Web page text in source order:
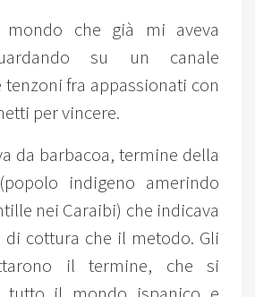
che già mi aveva
su un canale
fra appassionati con
per vincere.
da barbacoa, termine della
indigeno amerindo
nei Caraibi) che indicava
cottura che il metodo. Gli
il termine, che si